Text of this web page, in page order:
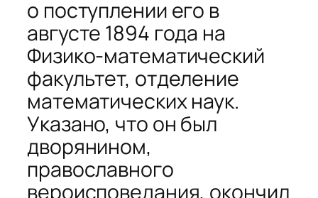
о поступлении его в
августе 1894 года на
Физико-математический
факультет, отделение
математических наук.
Указано, что он был
дворянином,
православного
вероисповедания, окончил